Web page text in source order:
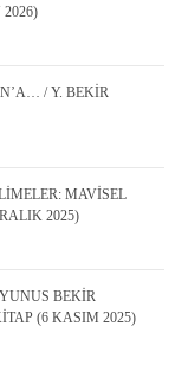
/ Y. BEKİR
MAVİSEL
2025)
BEKİR
(6 KASIM 2025)